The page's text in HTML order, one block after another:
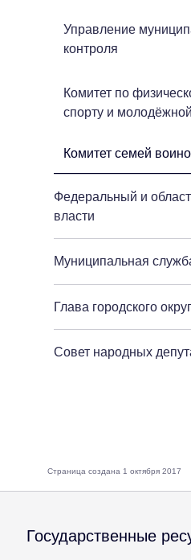
Управление
контроля
Комитет по
спорту и
Комитет семей
Федеральный и
власти
Муниципальная
Глава городского
Совет народных
Страница создана 1 октября 2017
Государственные